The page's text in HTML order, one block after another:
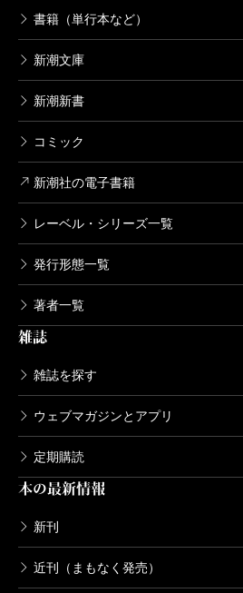
書籍（単行本など）
新潮文庫
新潮新書
コミック
新潮社の電子書籍
レーベル・シリーズ一覧
発行形態一覧
著者一覧
雑誌
雑誌を探す
ウェブマガジンとアプリ
定期購読
本の最新情報
新刊
近刊（まもなく発売）